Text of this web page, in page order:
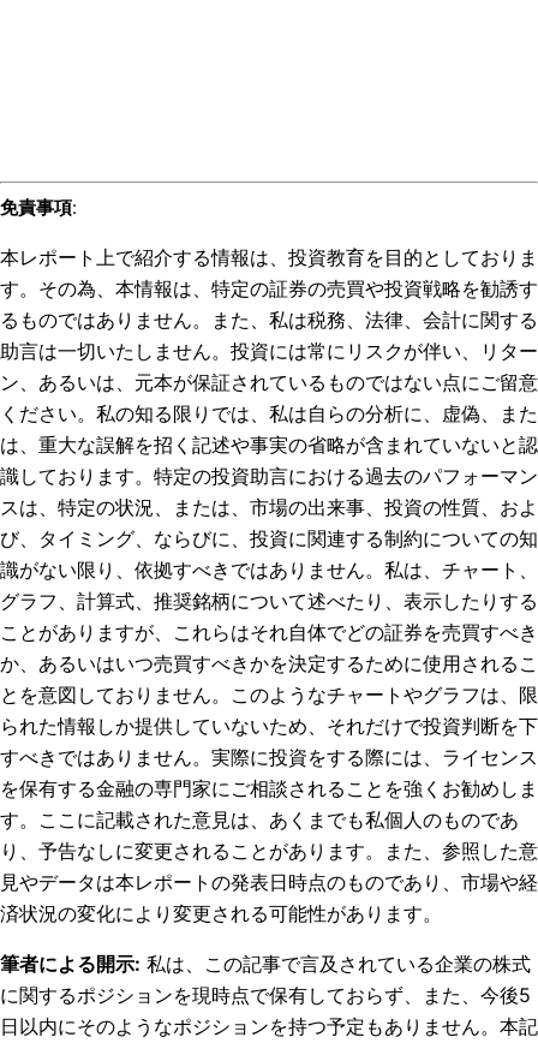
免責事項:
本レポート上で紹介する情報は、投資教育を目的としておりま
す。その為、本情報は、特定の証券の売買や投資戦略を勧誘す
るものではありません。また、私は税務、法律、会計に関する
助言は一切いたしません。投資には常にリスクが伴い、リター
ン、あるいは、元本が保証されているものではない点にご留意
ください。私の知る限りでは、私は自らの分析に、虚偽、また
は、重大な誤解を招く記述や事実の省略が含まれていないと認
識しております。特定の投資助言における過去のパフォーマン
スは、特定の状況、または、市場の出来事、投資の性質、およ
び、タイミング、ならびに、投資に関連する制約についての知
識がない限り、依拠すべきではありません。私は、チャート、
グラフ、計算式、推奨銘柄について述べたり、表示したりする
ことがありますが、これらはそれ自体でどの証券を売買すべき
か、あるいはいつ売買すべきかを決定するために使用されるこ
とを意図しておりません。このようなチャートやグラフは、限
られた情報しか提供していないため、それだけで投資判断を下
すべきではありません。実際に投資をする際には、ライセンス
を保有する金融の専門家にご相談されることを強くお勧めしま
す。ここに記載された意見は、あくまでも私個人のものであ
り、予告なしに変更されることがあります。また、参照した意
見やデータは本レポートの発表日時点のものであり、市場や経
済状況の変化により変更される可能性があります。
筆者による開示: 私は、この記事で言及されている企業の株式
に関するポジションを現時点で保有しておらず、また、今後5
日以内にそのようなポジションを持つ予定もありません。 本記